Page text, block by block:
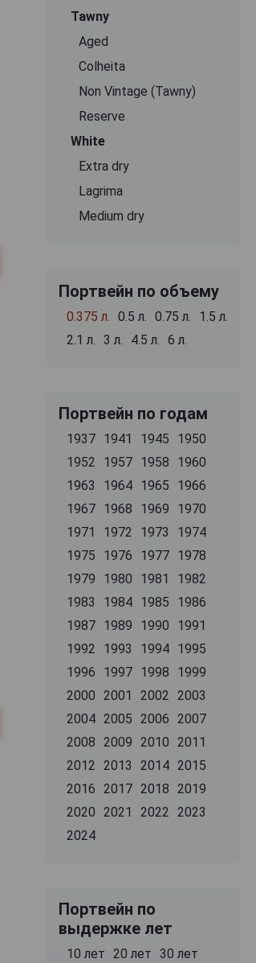
Tawny
Aged
Colheita
Non Vintage (Tawny)
Reserve
White
Extra dry
Lagrima
Medium dry
Портвейн по объему
0.375 л. 0.5 л. 0.75 л.
1.5 л.
2.1 л.
3 л. 4.5 л. 6 л.
Портвейн по годам
1937 1941 1945
1950
1952
1957 1958
1960
1963
1964 1965
1966
1967 1968 1969
1970
1971
1972 1973
1974
1975
1976 1977 1978
1979
1980 1981
1982
1983
1984 1985
1986
1987 1989 1990
1991
1992
1993 1994 1995
1996
1997 1998
1999
2000
2001 2002
2003
2004 2005 2006
2007
2008
2009 2010
2011
2012
2013 2014 2015
2016
2017 2018
2019
2020
2021 2022
2023
2024
Портвейн по
выдержке лет
10 лет 20 лет 30 лет